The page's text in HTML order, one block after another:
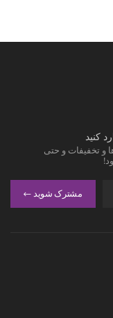
کنید
و تخفیفات و حتی
مشترک شوید